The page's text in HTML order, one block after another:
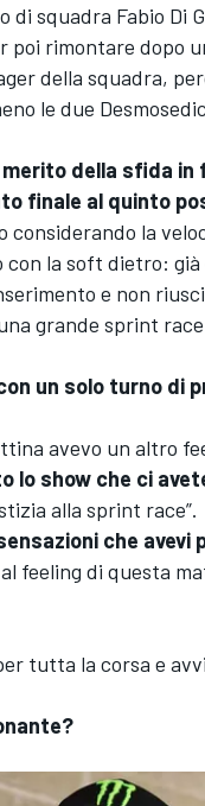
di squadra Fabio Di
poi rimontare dopo
della squadra,
le due
della sfida
finale al quinto
considerando la
con la soft dietro:
e non
grande sprint
un solo turno di
avevo un altro
lo show che ci
alla sprint race”.
che avevi
al feeling di questa
tutta la corsa e